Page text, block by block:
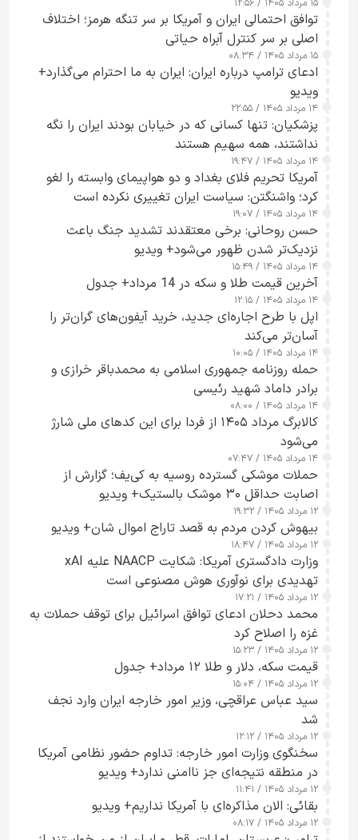
۱۵ مرداد ۱۴۰۵ / ۱۲:۵۶
توافق احتمالی ایران و آمریکا بر سر تنگه هرمز؛ اختلاف
اصلی بر سر کنترل آبراه حیاتی
۱۵ مرداد ۱۴۰۵ / ۰۸:۳۴
ادعای ترامپ درباره ایران: ایران به ما احترام می‌گذارد+
ویدیو
۱۴ مرداد ۱۴۰۵ / ۲۲:۵۵
پزشکیان: تنها کسانی که در خیابان بودند ایران را نگه
نداشتند، همه سهیم هستند
۱۴ مرداد ۱۴۰۵ / ۱۹:۴۷
آمریکا تحریم فلای بغداد و دو هواپیمای وابسته را لغو
کرد؛ واشنگتن: سیاست ایران تغییری نکرده است
۱۴ مرداد ۱۴۰۵ / ۱۹:۰۷
حسن روحانی: برخی معتقدند تشدید جنگ باعث
نزدیک‌تر شدن ظهور می‌شود+ ویدیو
۱۴ مرداد ۱۴۰۵ / ۱۵:۴۹
آخرین قیمت طلا و سکه در 14 مرداد+ جدول
۱۴ مرداد ۱۴۰۵ / ۱۲:۱۵
اپل با طرح اجاره‌ای جدید، خرید آیفون‌های گران‌تر را
آسان‌تر می‌کند
۱۴ مرداد ۱۴۰۵ / ۱۰:۰۵
حمله روزنامه جمهوری اسلامی به محمدباقر خرازی و
برادر داماد شهید رئیسی
۱۴ مرداد ۱۴۰۵ / ۰۸:۰۰
کالابرگ مرداد ۱۴۰۵ از فردا برای این کدهای ملی شارژ
می‌شود
۱۴ مرداد ۱۴۰۵ / ۰۷:۴۷
حملات موشکی گسترده روسیه به کی‌یف؛ گزارش از
اصابت حداقل ۳۰ موشک بالستیک+ ویدیو
۱۲ مرداد ۱۴۰۵ / ۱۹:۳۲
بیهوش کردن مردم به قصد تاراج اموال شان+ ویدیو
۱۲ مرداد ۱۴۰۵ / ۱۸:۴۷
وزارت دادگستری آمریکا: شکایت NAACP علیه xAI
تهدیدی برای نوآوری هوش مصنوعی است
۱۲ مرداد ۱۴۰۵ / ۱۷:۲۱
محمد دحلان ادعای توافق اسرائیل برای توقف حملات به
غزه را اصلاح کرد
۱۲ مرداد ۱۴۰۵ / ۱۵:۲۳
قیمت سکه، دلار و طلا ۱۲ مرداد+ جدول
۱۲ مرداد ۱۴۰۵ / ۱۵:۰۴
سید عباس عراقچی، وزیر امور خارجه ایران وارد نجف
شد
۱۲ مرداد ۱۴۰۵ / ۱۲:۱۲
سخنگوی وزارت امور خارجه: تداوم حضور نظامی آمریکا
در منطقه نتیجه‌ای جز ناامنی ندارد+ ویدیو
۱۲ مرداد ۱۴۰۵ / ۱۱:۴۱
بقائی: الان مذاکره‌ای با آمریکا نداریم+ ویدیو
۱۲ مرداد ۱۴۰۵ / ۰۸:۱۷